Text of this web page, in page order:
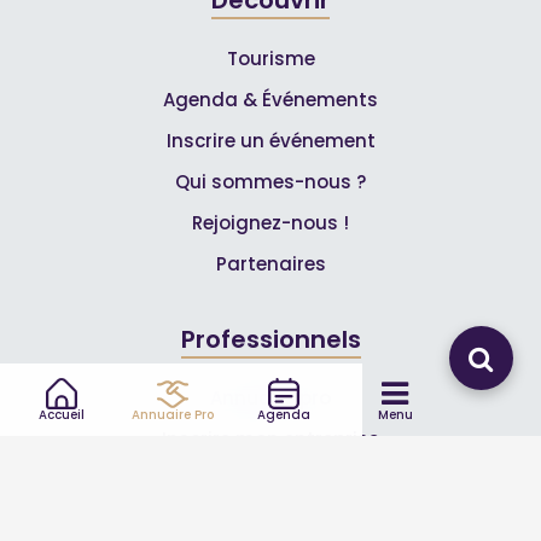
Accueil Annuaire Pro Agenda Menu
Tourisme
Agenda & Événements
Inscrire un événement
Qui sommes-nous ?
Rejoignez-nous !
Partenaires
Professionnels
Annuaire pro
Inscrire mon entreprise